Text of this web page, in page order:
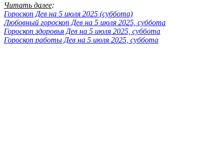
Читать далее:
Гороскоп Дев на 5 июля 2025 (суббота)
Любовный гороскоп Дев на 5 июля 2025, суббота
Гороскоп здоровья Дев на 5 июля 2025, суббота
Гороскоп работы Дев на 5 июля 2025, суббота